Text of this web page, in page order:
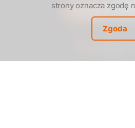
strony oznacza zgodę
Zgoda